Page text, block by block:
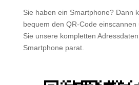
Sie haben ein Smartphone? Dann
bequem den QR-Code einscannen
Sie unsere kompletten
Smartphone parat.